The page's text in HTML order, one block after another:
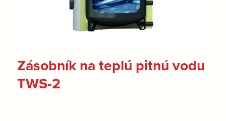
Zásobník na teplú pitnú vodu
TWS-2